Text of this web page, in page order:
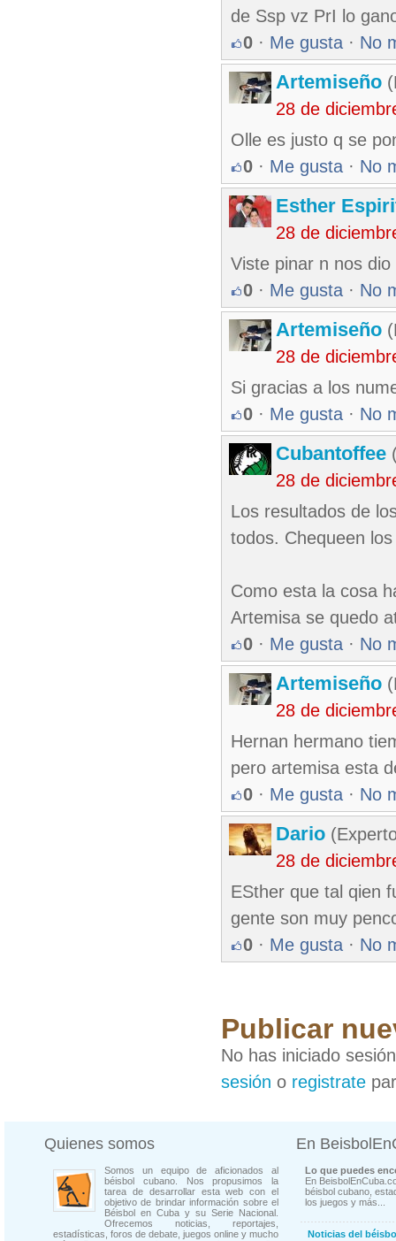
de Ssp vz PrI lo
0 · Me gusta · No
Artemiseño
28 de
Olle es justo q se
0 · Me gusta · No
Esther
28 de
Viste pinar n nos
0 · Me gusta · No
Artemiseño
28 de
Si gracias a los
0 · Me gusta · No
Cubantoffee
28 de
Los resultados de
todos. Chequeen
Como esta la cosa
Artemisa se quedo
0 · Me gusta · No
Artemiseño
28 de
Hernan hermano
pero artemisa esta
0 · Me gusta · No
Dario
28 de
ESther que tal qien
gente son muy
0 · Me gusta · No
Publicar
No has iniciado
sesión o registrate
Quienes somos
Somos un equipo de aficionados al
béisbol cubano. Nos propusimos la
tarea de desarrollar esta web con el
objetivo de brindar información sobre el
Béisbol en Cuba y su Serie Nacional.
Ofrecemos noticias, reportajes,
estadísticas, foros de debate, juegos online y mucho
En
Lo que puedes
En
béisbol cubano,
los juegos y más...
Noticias del